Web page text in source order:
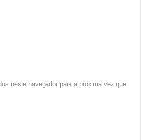
neste navegador para a próxima vez que